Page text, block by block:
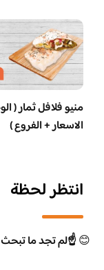
منيو فلافل ثمار (
الاسعار + الفروع )
انتظر لحظة
😊☝️لم تجد ما تبحث